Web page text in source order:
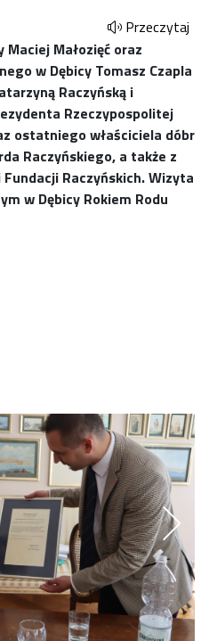
Przeczytaj
Małozięć oraz
w Dębicy Tomasz Czapla
Raczyńską i
Rzeczypospolitej
ostatniego właściciela dóbr
Raczyńskiego, a także z
Raczyńskich. Wizyta
w Dębicy Rokiem Rodu